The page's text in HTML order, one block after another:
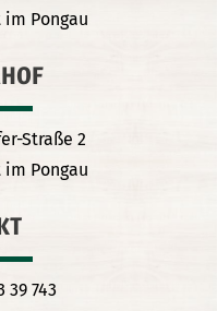
im Pongau
Straße 2
im Pongau
39 743